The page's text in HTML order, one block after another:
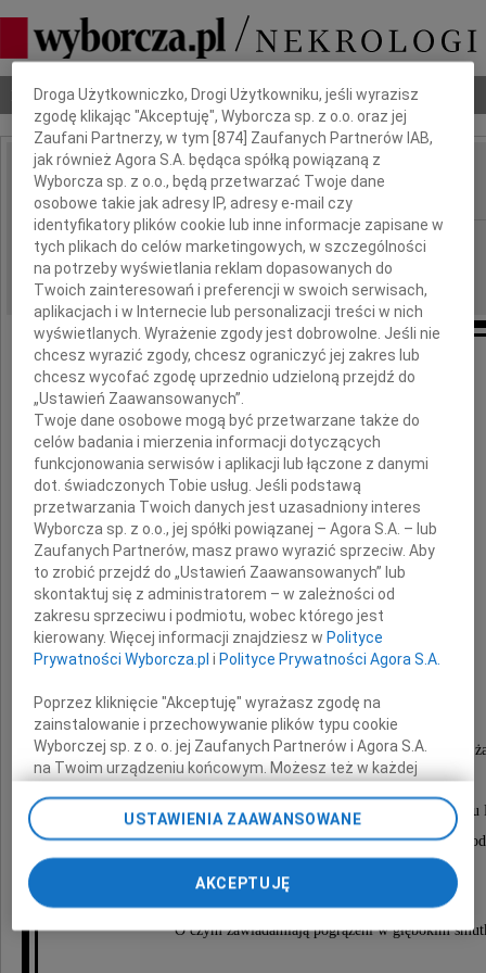
Nekrologi Odeszli Poradnik pogrzebowy
IMIĘ I NAZWISKO: Ellżbieta Sawicka
REGION: Warszawa
DATA EMISJI: 03.07.2010
Z ogromnym żalem zawiadamiamy,
że w dniu l lipca 2010 roku
odeszła od nas, przeżywszy 55 lat
Elżbieta Sawicka
z domu Kopecka
Uroczystości pogrzebowe rozpoczną się mszą świętą
w dniu 9 lipca 2010 roku o godzinie 11.15
w kościele pw. św. Ignacego przy Komunalnym Cmentarzu
po których nastąpi odprowadzenie Zmarłej do grobu
O czym zawiadamiają pogrążeni w głębokim
Dbamy o Twoją prywatność
Droga Użytkowniczko, Drogi Użytkowniku, jeśli wyrazisz
zgodę klikając "Akceptuję", Wyborcza sp. z o.o. oraz jej
Zaufani Partnerzy, w tym [874] Zaufanych Partnerów IAB,
jak również Agora S.A. będąca spółką powiązaną z
Wyborcza sp. z o.o., będą przetwarzać Twoje dane
osobowe takie jak adresy IP, adresy e-mail czy
identyfikatory plików cookie lub inne informacje zapisane w
tych plikach do celów marketingowych, w szczególności
na potrzeby wyświetlania reklam dopasowanych do
Twoich zainteresowań i preferencji w swoich serwisach,
aplikacjach i w Internecie lub personalizacji treści w nich
wyświetlanych. Wyrażenie zgody jest dobrowolne. Jeśli nie
chcesz wyrazić zgody, chcesz ograniczyć jej zakres lub
chcesz wycofać zgodę uprzednio udzieloną przejdź do
„Ustawień Zaawansowanych”.
Twoje dane osobowe mogą być przetwarzane także do
celów badania i mierzenia informacji dotyczących
funkcjonowania serwisów i aplikacji lub łączone z danymi
dot. świadczonych Tobie usług. Jeśli podstawą
przetwarzania Twoich danych jest uzasadniony interes
Wyborcza sp. z o.o., jej spółki powiązanej – Agora S.A. – lub
Zaufanych Partnerów, masz prawo wyrazić sprzeciw. Aby
to zrobić przejdź do „Ustawień Zaawansowanych” lub
skontaktuj się z administratorem – w zależności od
zakresu sprzeciwu i podmiotu, wobec którego jest
kierowany. Więcej informacji znajdziesz wPolityce
Prywatności Wyborcza.pl iPolityce Prywatności Agora S.A.
Poprzez kliknięcie "Akceptuję" wyrażasz zgodę na
zainstalowanie i przechowywanie plików typu cookie
Wyborczej sp. z o. o. jej Zaufanych Partnerów i Agora S.A.
na Twoim urządzeniu końcowym. Możesz też w każdej
ponownie wywołując narzędzie do zarządzania Twoimi
preferencjami dot. przetwarzania danych poprzez
odnośnik „Ustawienia prywatności” w stopce serwisu i
przechodząc do sekcji „Ustawienia zaawansowane”.
Zmiana ustawień plików cookie możliwa jest także za
USTAWIENIA ZAAWANSOWANE
AKCEPTUJĘ